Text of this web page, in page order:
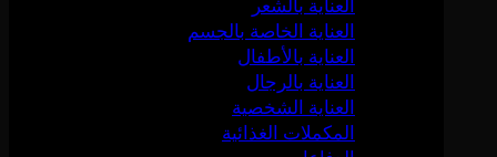
العناية الخاصة بالجسم
العناية بالأطفال
العناية بالرجال
العناية الشخصية
المكملات الغذائية